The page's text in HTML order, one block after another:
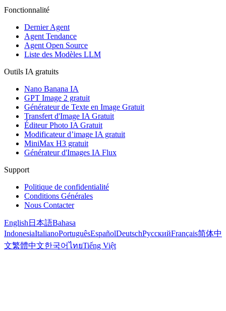
Fonctionnalité
Dernier Agent
Agent Tendance
Agent Open Source
Liste des Modèles LLM
Outils IA gratuits
Nano Banana IA
GPT Image 2 gratuit
Générateur de Texte en Image Gratuit
Transfert d'Image IA Gratuit
Éditeur Photo IA Gratuit
Modificateur d’image IA gratuit
MiniMax H3 gratuit
Générateur d'Images IA Flux
Support
Politique de confidentialité
Conditions Générales
Nous Contacter
English日本語Bahasa
IndonesiaItalianoPortuguêsEspañolDeutschРусскийFrançais简体中
文繁體中文한국어ไทยTiếng Việt